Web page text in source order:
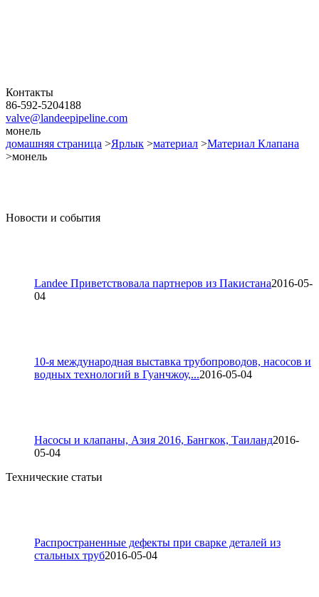
Контакты
86-592-5204188
valve@landeepipeline.com
монель
домашняя страница >Ярлык >материал >Материал Клапана
>монель
Новости и события
Landee Приветствовала партнеров из Пакистана2016-05-
04
10-я международная выставка трубопроводов, насосов и
водных технологий в Гуанчжоу,...2016-05-04
Насосы и клапаны, Азия 2016, Бангкок, Таиланд2016-
05-04
Технические статьи
Распространенные дефекты при сварке деталей из
стальных труб2016-05-04